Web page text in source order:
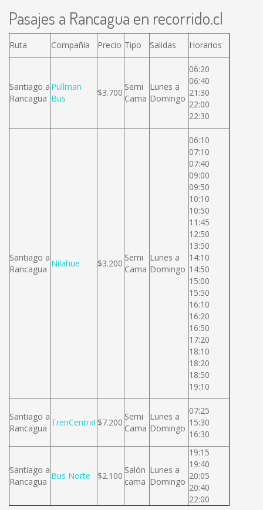
Pasajes a Rancagua en recorrido.cl
Ruta Compañía Precio Tipo Salidas Horarios
Santiago a
Rancagua
Pullman
Bus
$3.700
Semi
Cama
Lunes a
Domingo
06:20
06:40
21:30
22:00
22:30
Santiago a
Rancagua
Nilahue $3.200
Semi
Cama
Lunes a
Domingo
06:10
07:10
07:40
09:00
09:50
10:10
10:50
11:45
12:50
13:50
14:10
14:50
15:00
15:50
16:10
16:20
16:50
17:20
18:10
18:20
18:50
19:10
Santiago a
Rancagua
TrenCentral $7.200
Semi
Cama
Lunes a
Domingo
07:25
15:30
16:30
Santiago a
Rancagua
Bus Norte $2.100
Salón
cama
Lunes a
Domingo
19:15
19:40
20:05
20:40
22:00